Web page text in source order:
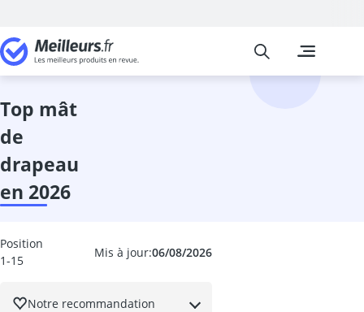
Jardin
abri de jardin
Meilleurs
top mât
de
drapeau
en 2026
Mis à jour:06/08/2026
Position
1-15
Notre recommandation